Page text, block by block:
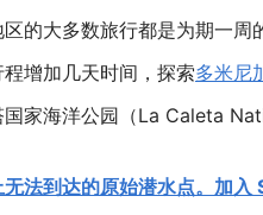
的大多数旅行都是为期一周
增加几天时间，探索多米尼
国家海洋公园（La Caleta
法到达的原始潜水点。加入